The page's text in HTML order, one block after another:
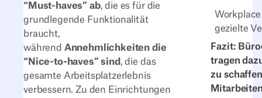
gezielte
Fazit:
tragen
zu
“Must-haves” ab, die es für die
grundlegende Funktionalität
braucht,
während Annehmlichkeiten die
“Nice-to-haves” sind , die das
gesamte Arbeitsplatzerlebnis
verbessern. Zu den Einrichtungen